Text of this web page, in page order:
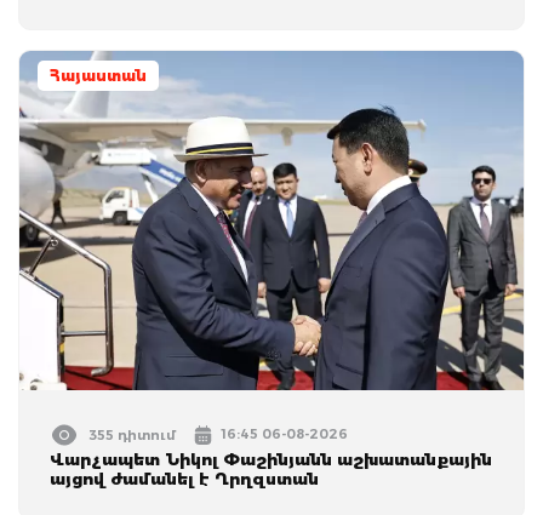
Հայաստան
355 դիտում 16:45 06-08-2026
Վարչապետ Նիկոլ Փաշինյանն աշխատանքային
այցով ժամանել է Ղրղզստան